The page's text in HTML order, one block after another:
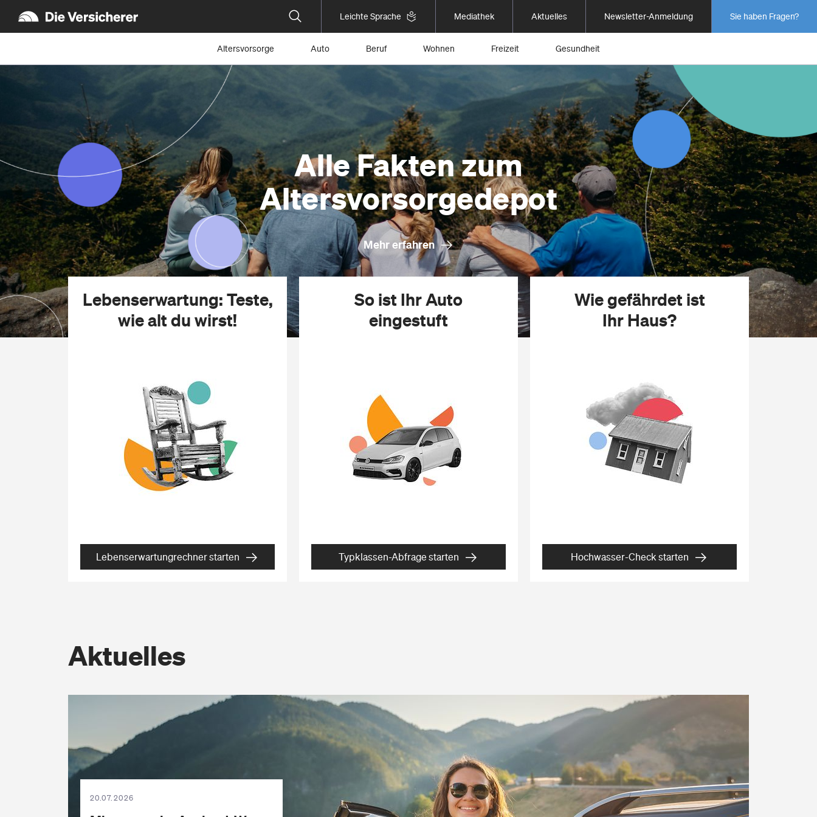
Leichte Sprache Mediathek Aktuelles Newsletter-Anmeldung Sie haben Fragen?
Altersvorsorge Auto Beruf Wohnen Freizeit Gesundheit
Alle Fakten zum
Altersvorsorgedepot
Mehr erfahren
Lebenserwartung: Teste,
wie alt du wirst!
Lebenserwartungrechner starten
So ist IhrAuto
eingestuft
Typklassen-Abfrage starten
Wie gefährdet ist
Ihr Haus?
Hochwasser-Check starten
Aktuelles
20.07.2026